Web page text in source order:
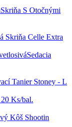
Skriňa S Otočnými
Skriňa Celle Extra
Sedacia
Tanier Stoney - L
Ks/bal.
Kôš Shootin